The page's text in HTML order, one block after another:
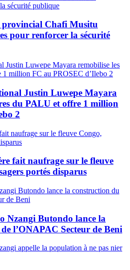
provincial Chafi Musitu
pour renforcer la sécurité
Justin Luwepe Mayara
du PALU et offre 1 million
2
fait naufrage sur le fleuve
portés disparus
Butondo lance la
l’ONAPAC Secteur de Beni